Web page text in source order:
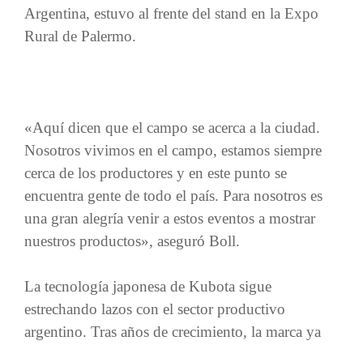
Argentina, estuvo al frente del stand en la Expo
Rural de Palermo.
«Aquí dicen que el campo se acerca a la ciudad.
Nosotros vivimos en el campo, estamos siempre
cerca de los productores y en este punto se
encuentra gente de todo el país. Para nosotros es
una gran alegría venir a estos eventos a mostrar
nuestros productos», aseguró Boll.
La tecnología japonesa de Kubota sigue
estrechando lazos con el sector productivo
argentino. Tras años de crecimiento, la marca ya